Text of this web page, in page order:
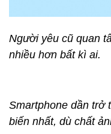
Người yêu cũ quan
nhiều hơn bất kì ai.
Smartphone dần trở
biến nhất, dù chất